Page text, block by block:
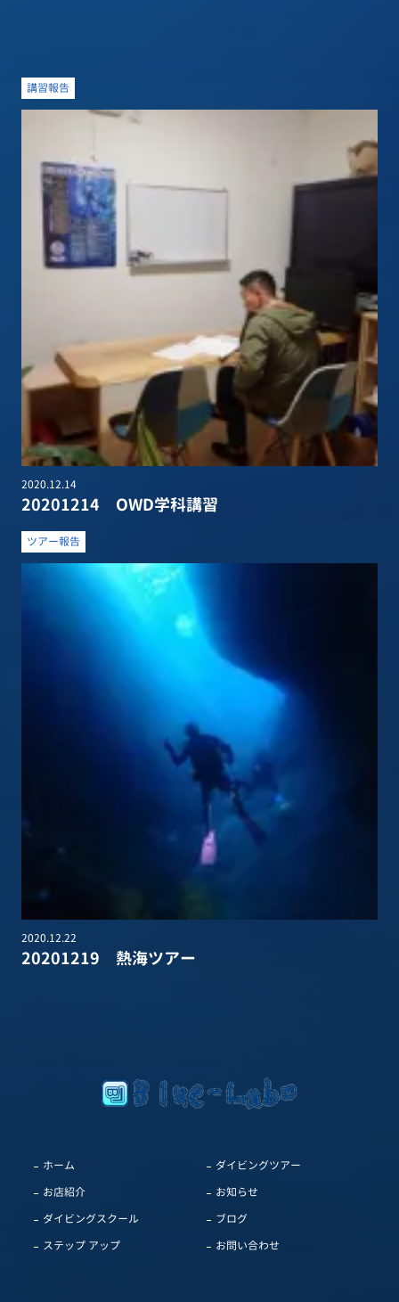
講習報告
2020.12.14
20201214 OWD学科講習
ツアー報告
2020.12.22
20201219 熱海ツアー
ホーム
お店紹介
ダイビングスクール
ステップ アップ
ダイビングツアー
お知らせ
ブログ
お問い合わせ